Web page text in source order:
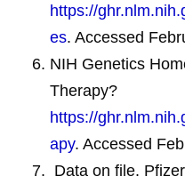
https://
es. Accessed
NIH Genetics
Therapy?
https://
apy. Accessed
Data on file.